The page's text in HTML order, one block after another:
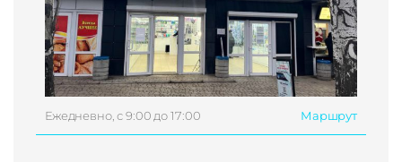
Ежедневно, с 9:00 до 17:00 Маршрут